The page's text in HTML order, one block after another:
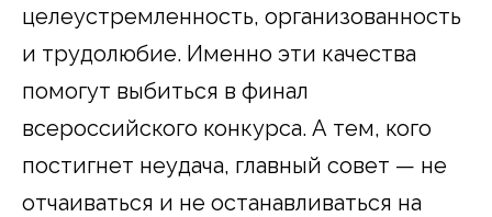
целеустремленность, организованность
и трудолюбие. Именно эти качества
помогут выбиться в финал
всероссийского конкурса. А тем, кого
постигнет неудача, главный совет — не
отчаиваться и не останавливаться на